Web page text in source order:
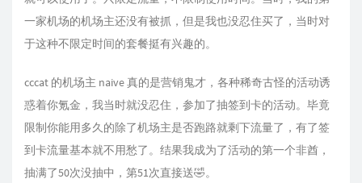
一家机场的机场主还没有被抓，但是我也没忍住买了，当时对
于这种不限定时间的套餐挺有兴趣的。
cccat 的机场主 naive 真的是营销鬼才，各种稀奇古怪的活动诱
惑着你氪金，我当时就没忍住，参加了抽签到卡的活动。毕竟
限制你能用多久的除了机场主是否跑路就剩下流量了，有了签
到卡流量基本就不用愁了。结果我成为了活动的第一个非酋，
抽满了50次没抽中，第51次直接送🤣。